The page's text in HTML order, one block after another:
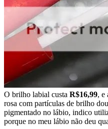
O brilho labial custa R$16,99, e
rosa com partículas de brilho
pigmentado no lábio, indico
porque no meu lábio não deu